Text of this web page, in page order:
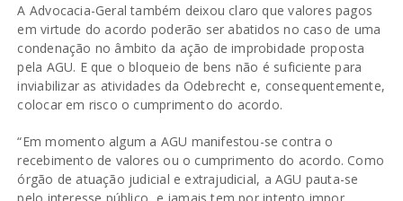
A Advocacia-Geral também deixou claro que valores pagos
em virtude do acordo poderão ser abatidos no caso de uma
condenação no âmbito da ação de improbidade proposta
pela AGU. E que o bloqueio de bens não é suficiente para
inviabilizar as atividades da Odebrecht e, consequentemente,
colocar em risco o cumprimento do acordo.
“Em momento algum a AGU manifestou-se contra o
recebimento de valores ou o cumprimento do acordo. Como
órgão de atuação judicial e extrajudicial, a AGU pauta-se